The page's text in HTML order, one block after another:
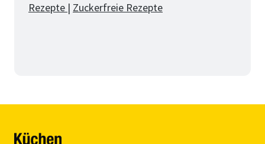
Rezepte | Zuckerfreie Rezepte